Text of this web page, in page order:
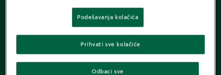
Podešavanja kolačića
Odbaci sve
Prihvati sve kolačiće